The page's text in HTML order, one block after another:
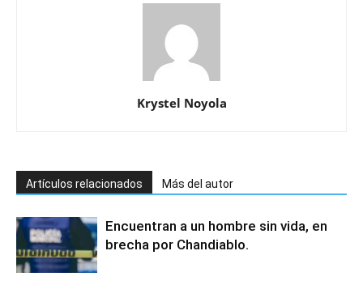
Krystel Noyola
Artículos relacionados Más del autor
Encuentran a un hombre sin vida, en
brecha por Chandiablo.